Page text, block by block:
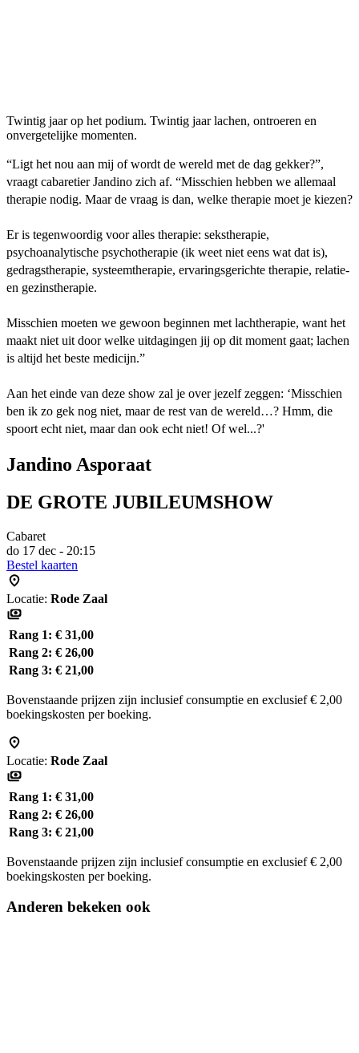
Twintig jaar op het podium. Twintig jaar lachen, ontroeren en
onvergetelijke momenten.
“Ligt het nou aan mij of wordt de wereld met de dag gekker?”,
vraagt cabaretier Jandino zich af. “Misschien hebben we allemaal
therapie nodig. Maar de vraag is dan, welke therapie moet je kiezen?
Er is tegenwoordig voor alles therapie: sekstherapie,
psychoanalytische psychotherapie (ik weet niet eens wat dat is),
gedragstherapie, systeemtherapie, ervaringsgerichte therapie, relatie-
en gezinstherapie.
Misschien moeten we gewoon beginnen met lachtherapie, want het
maakt niet uit door welke uitdagingen jij op dit moment gaat; lachen
is altijd het beste medicijn.”
Aan het einde van deze show zal je over jezelf zeggen: ‘Misschien
ben ik zo gek nog niet, maar de rest van de wereld…? Hmm, die
spoort echt niet, maar dan ook echt niet! Of wel...?'
Jandino Asporaat
DE GROTE JUBILEUMSHOW
Cabaret
do 17 dec - 20:15
Bestel kaarten
Locatie: Rode Zaal
Rang 1: € 31,00
Rang 2: € 26,00
Rang 3: € 21,00
Bovenstaande prijzen zijn inclusief consumptie en exclusief € 2,00
boekingskosten per boeking.
Locatie: Rode Zaal
Rang 1: € 31,00
Rang 2: € 26,00
Rang 3: € 21,00
Bovenstaande prijzen zijn inclusief consumptie en exclusief € 2,00
boekingskosten per boeking.
Anderen bekeken ook